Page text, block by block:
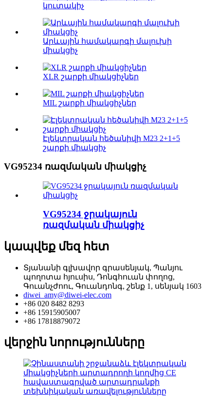
կուտակիչ
Արևային համակարգի մալուխի
միակցիչ
XLR շարքի միակցիչներ
MIL շարքի միակցիչներ
Էլեկտրական հեծանիվի M23 2+1+5
շարքի միակցիչ
VG95234 ռազմական միակցիչ
VG95234 ջրակայուն
ռազմական միակցիչ
կապվեք մեզ հետ
Տյանանի գլխավոր գրասենյակ, Պանյու
պողոտա հյուսիս, Դոնգհուան փողոց,
Գուանչժոու, Գուանդոնգ, շենք 1, սենյակ 1603
diwei_amy@diwei-elec.com
+86 020 8482 8293
+86 15915905007
+86 17818879072
վերջին նորությունները